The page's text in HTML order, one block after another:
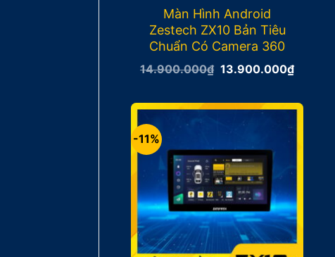
Màn Hình Android
Zestech ZX10 Bản Tiêu
Chuẩn Có Camera 360
14.900.000₫ Giá
14.900.000₫.
13.900.000₫Giá
hiện
là:
-11%